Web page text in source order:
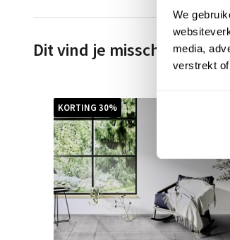
We
media,
verstrekt
Dit vind je misschien ook
KORTING 30%